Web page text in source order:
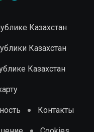
Казахстан
Казахстан
Казахстан
Контакты